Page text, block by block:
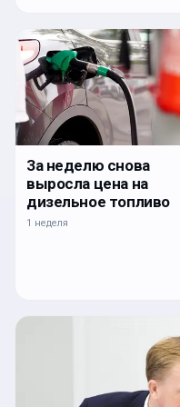
За неделю снова
выросла цена на
дизельное топливо
1 неделя